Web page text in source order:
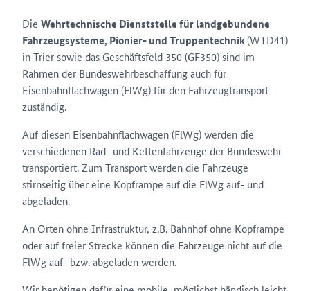
Die Wehrtechnische Dienststelle für landgebundene
Fahrzeugsysteme, Pionier- und Truppentechnik(WTD41)
in Trier sowie das Geschäftsfeld 350 (GF350) sind im
Rahmen der Bundeswehrbeschaffung auch für
Eisenbahnflachwagen (FlWg) für den Fahrzeugtransport
zuständig.
Auf diesen Eisenbahnflachwagen (FlWg) werden die
verschiedenen Rad- und Kettenfahrzeuge der Bundeswehr
transportiert. Zum Transport werden die Fahrzeuge
stirnseitig über eine Kopframpe auf die FlWg auf- und
abgeladen.
An Orten ohne Infrastruktur, z.B. Bahnhof ohne Kopframpe
oder auf freier Strecke können die Fahrzeuge nicht auf die
FlWg auf- bzw. abgeladen werden.